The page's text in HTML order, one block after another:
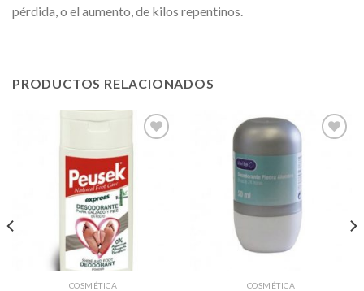
pérdida, o el aumento, de kilos repentinos.
PRODUCTOS RELACIONADOS
COSMÉTICA COSMÉTICA